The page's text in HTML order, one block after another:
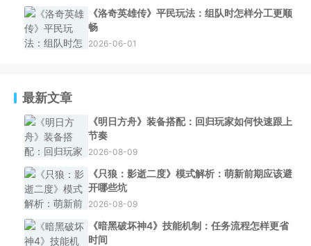
《洛奇英雄传》平民玩法：组队时怎样分工更顺
畅
2026-06-01
最新文章
《明日方舟》装备搭配：回归玩家如何快速跟上
节奏
2026-08-09
《只狼：影逝二度》模式解析：萌新前期应该避
开哪些坑
2026-08-09
《暗黑破坏神4》技能机制：任务流程怎样更省
时间